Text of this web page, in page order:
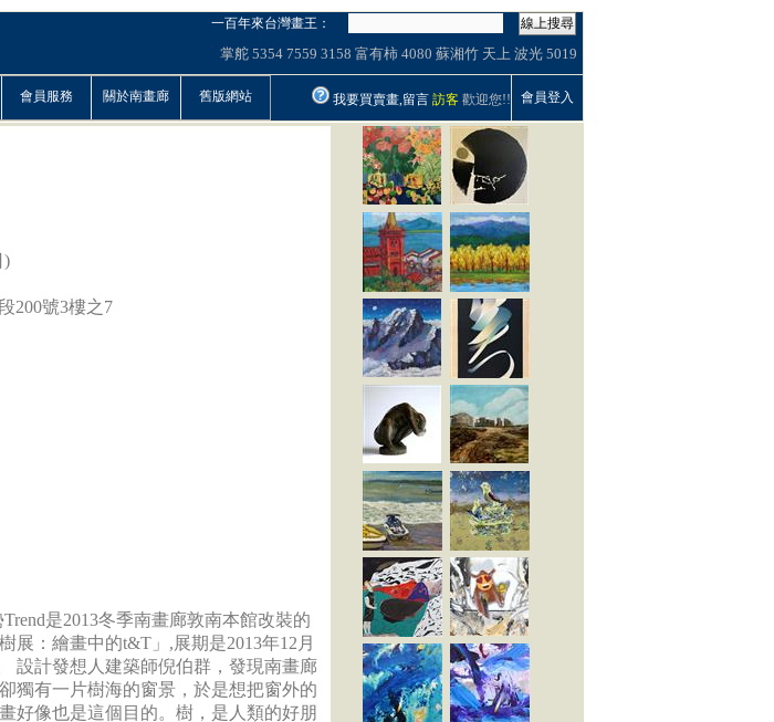
一百年來台灣畫王：
線上搜尋
掌舵 5354 7559 3158 富有柿 4080 蘇湘竹 天上 波光 5019
會員服務 關於南畫廊 舊版網站 我要買賣畫,留言 訪客 歡迎您!! 會員登入
)
200號3樓之7
是2013冬季南畫廊敦南本館改裝的
展：繪畫中的t&T」,展期是2013年12月
設計發想人建築師倪伯群，發現南畫廊
獨有一片樹海的窗景，於是想把窗外的
好像也是這個目的。樹，是人類的好朋